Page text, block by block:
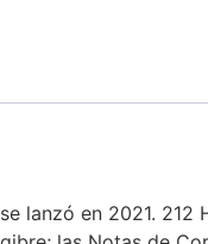
se lanzó en 2021.